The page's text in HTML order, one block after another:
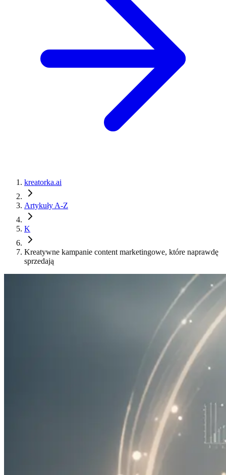
kreatorka.ai
Artykuły A-Z
K
Kreatywne kampanie content marketingowe, które naprawdę
sprzedają